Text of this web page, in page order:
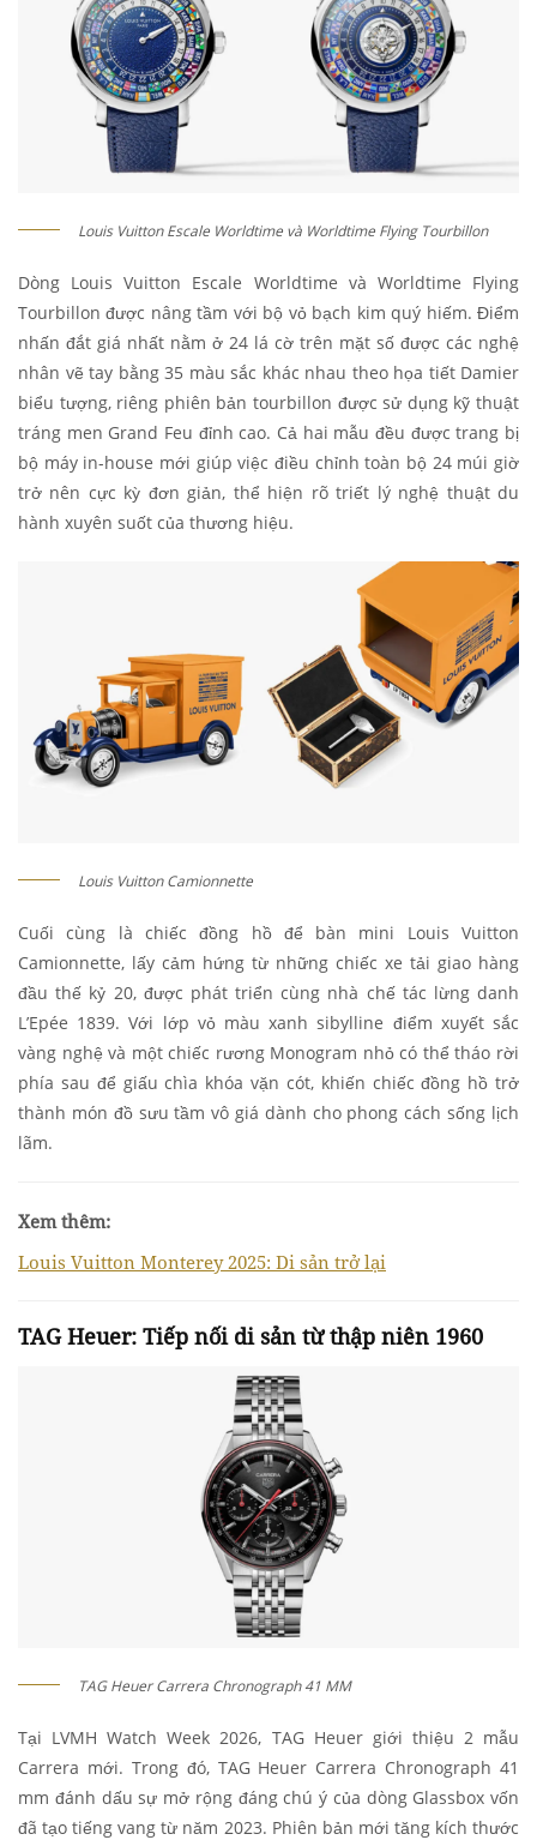
Louis Vuitton Escale Worldtime và Worldtime Flying Tourbillon
Dòng Louis Vuitton Escale Worldtime và Worldtime Flying
Tourbillon được nâng tầm với bộ vỏ bạch kim quý hiếm. Điểm
nhấn đắt giá nhất nằm ở 24 lá cờ trên mặt số được các nghệ
nhân vẽ tay bằng 35 màu sắc khác nhau theo họa tiết Damier
biểu tượng, riêng phiên bản tourbillon được sử dụng kỹ thuật
tráng men Grand Feu đỉnh cao. Cả hai mẫu đều được trang bị
bộ máy in-house mới giúp việc điều chỉnh toàn bộ 24 múi giờ
trở nên cực kỳ đơn giản, thể hiện rõ triết lý nghệ thuật du
hành xuyên suốt của thương hiệu.
Louis Vuitton Camionnette
Cuối cùng là chiếc đồng hồ để bàn mini Louis Vuitton
Camionnette, lấy cảm hứng từ những chiếc xe tải giao hàng
đầu thế kỷ 20, được phát triển cùng nhà chế tác lừng danh
L’Epée 1839. Với lớp vỏ màu xanh sibylline điểm xuyết sắc
vàng nghệ và một chiếc rương Monogram nhỏ có thể tháo rời
phía sau để giấu chìa khóa vặn cót, khiến chiếc đồng hồ trở
thành món đồ sưu tầm vô giá dành cho phong cách sống lịch
lãm.
Xem thêm:
Louis Vuitton Monterey 2025: Di sản trở lại
TAG Heuer: Tiếp nối di sản từ thập niên 1960
TAG Heuer Carrera Chronograph 41 MM
Tại LVMH Watch Week 2026, TAG Heuer giới thiệu 2 mẫu
Carrera mới. Trong đó, TAG Heuer Carrera Chronograph 41
mm đánh dấu sự mở rộng đáng chú ý của dòng Glassbox vốn
đã tạo tiếng vang từ năm 2023. Phiên bản mới tăng kích thước